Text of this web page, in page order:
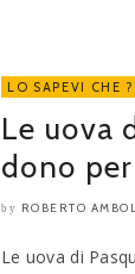
LO SAPEVI CHE ?
Le uova
dono
by ROBERTO
Le uova di